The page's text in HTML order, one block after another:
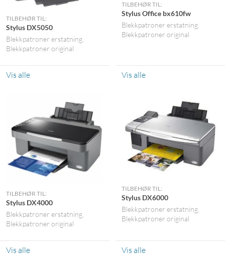
TILBEHØR TIL:
Stylus DX5050
Blekkpatroner erstatning
Blekkpatroner original
Vis alle
TILBEHØR TIL:
Stylus Office bx610fw
Blekkpatroner erstatning
Blekkpatroner original
Vis alle
TILBEHØR TIL:
Stylus DX4000
Blekkpatroner erstatning
Blekkpatroner original
Vis alle
TILBEHØR TIL:
Stylus DX6000
Blekkpatroner erstatning
Blekkpatroner original
Vis alle